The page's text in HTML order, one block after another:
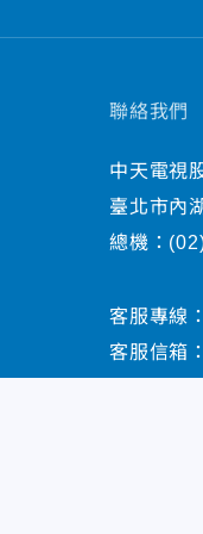
聯絡我們
中天電視
臺北市內
總機：
客服專線：
客服信箱：